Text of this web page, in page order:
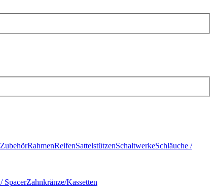
RahmenReifenSattelstützenSchaltwerkeSchläuche /
SpacerZahnkränze/Kassetten